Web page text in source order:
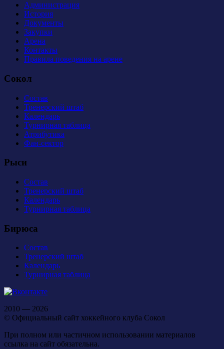
Администрация
История
Документы
Закупки
Арена
Контакты
Правила поведения на арене
Сокол
Состав
Тренерский штаб
Календарь
Турнирная таблица
Атрибутика
Фан-сектор
Рыси
Состав
Тренерский штаб
Календарь
Турнирная таблица
Бирюса
Состав
Тренерский штаб
Календарь
Турнирная таблица
2010 — 2026
© Официальный сайт хоккейного клуба Сокол
При полном или частичном использовании материалов
ссылка на сайт обязательна.